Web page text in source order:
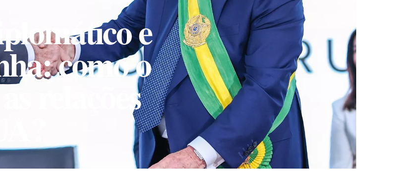
e
como o
relações